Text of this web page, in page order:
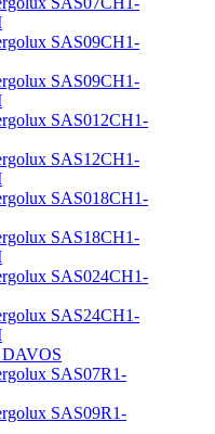
SAS09CH1-
SAS09CH1-
SAS012CH1-
SAS12CH1-
SAS018CH1-
SAS18CH1-
SAS024CH1-
SAS24CH1-
SAS07R1-
SAS09R1-